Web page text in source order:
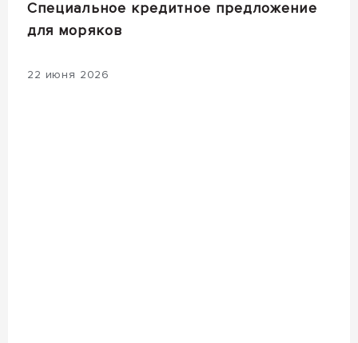
Специальное кредитное предложение
для моряков
22 июня 2026